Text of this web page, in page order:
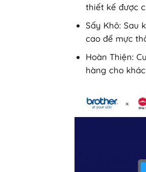
thiết kế được
Sấy Khô: Sau
cao để mực
Hoàn Thiện:
hàng cho